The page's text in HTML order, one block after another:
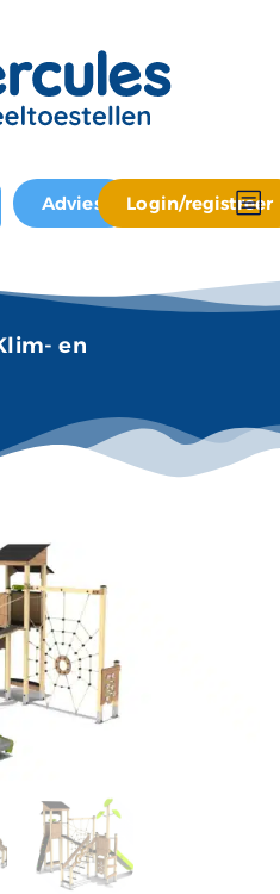
Advies Login/registreer
en